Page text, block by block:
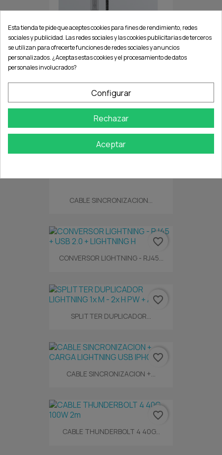
CABLE SINCRONIZACION +...
CABLE SINCRONIZACION...
favorite_border
CONVERSOR LIGHTNING - RJ45...
favorite_border
SPLITTER DUPLICADOR...
favorite_border
CABLE SINCRONIZACION +...
favorite_border
CABLE THUNDERBOLT 4 40G...
favorite_border
Esta tienda te pide que aceptes cookies para fines de rendimiento, redes
sociales y publicidad. Las redes sociales y las cookies publicitarias de terceros
se utilizan para ofrecerte funciones de redes sociales y anuncios
personalizados. ¿Aceptas estas cookies y el procesamiento de datos
personales involucrados?
Configurar
Rechazar
Aceptar